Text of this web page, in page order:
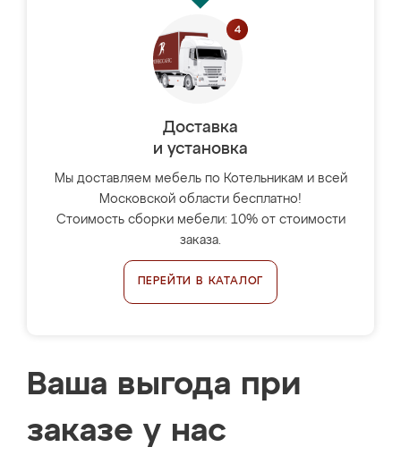
Доставка
и установка
Мы доставляем мебель по Котельникам и всей
Московской области бесплатно!
Стоимость сборки мебели: 10% от стоимости
заказа.
ПЕРЕЙТИ В КАТАЛОГ
Ваша выгода при
заказе у нас